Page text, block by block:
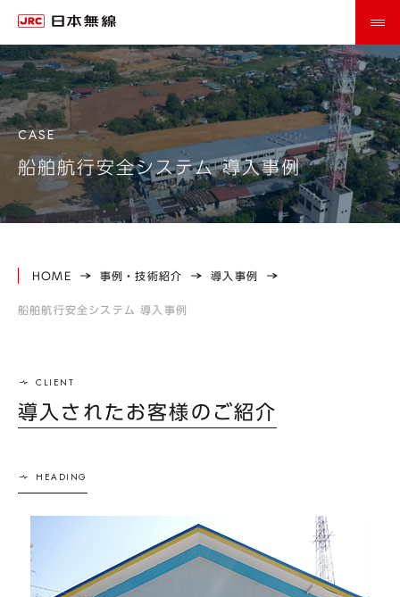
船舶航行安全システム 導入事例
HOME 事例・技術紹介 導入事例
船舶航行安全システム 導入事例
導入されたお客様のご紹介